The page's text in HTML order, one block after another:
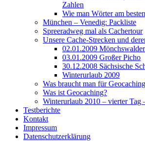
Zahlen
Wie man Wörter am
München – Venedig: Packliste
Spreeradweg mal als Cachertour
Unsere Cache-Strecken und
02.01.2009
03.01.2009 Großer Picho
30.12.2008 Sächsische
Winterurlaub 2009
Was braucht man für
Was ist Geocaching?
Winterurlaub 2010 – vierter Tag
Testberichte
Kontakt
Impressum
Datenschutzerklärung